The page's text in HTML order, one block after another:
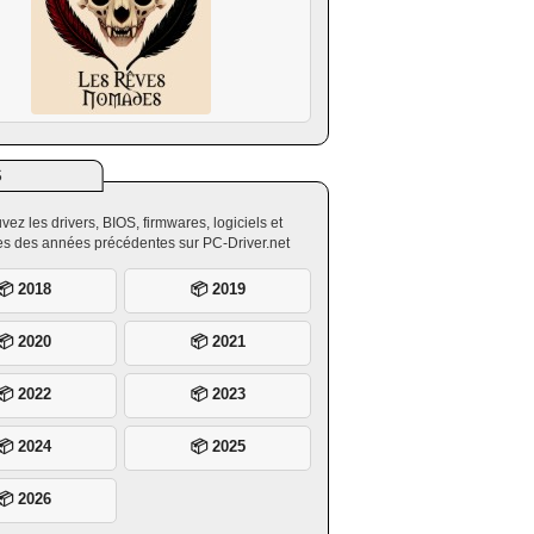
les drivers, BIOS, firmwares, logiciels et
des années précédentes sur PC-Driver.net
2018 📦 2019
2020 📦 2021
2022 📦 2023
2024 📦 2025
2026